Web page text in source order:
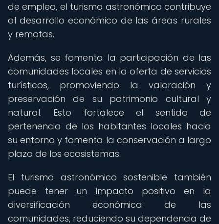
de empleo, el turismo astronómico contribuye
al desarrollo económico de las áreas rurales
y remotas.
Además, se fomenta la participación de las
comunidades locales en la oferta de servicios
turísticos, promoviendo la valoración y
preservación de su patrimonio cultural y
natural. Esto fortalece el sentido de
pertenencia de los habitantes locales hacia
su entorno y fomenta la conservación a largo
plazo de los ecosistemas.
El turismo astronómico sostenible también
puede tener un impacto positivo en la
diversificación económica de las
comunidades, reduciendo su dependencia de